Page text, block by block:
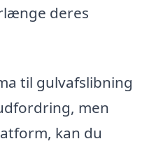
deres
til gulvafslibning
men
kan du